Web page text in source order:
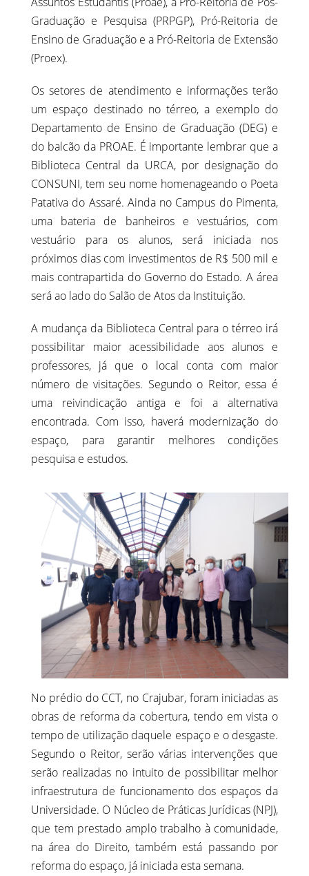
Graduação e Pesquisa (PRPGP), Pró-Reitoria de
Ensino de Graduação e a Pró-Reitoria de Extensão
(Proex).
Os setores de atendimento e informações terão
um espaço destinado no térreo, a exemplo do
Departamento de Ensino de Graduação (DEG) e
do balcão da PROAE. É importante lembrar que a
Biblioteca Central da URCA, por designação do
CONSUNI, tem seu nome homenageando o Poeta
Patativa do Assaré. Ainda no Campus do Pimenta,
uma bateria de banheiros e vestuários, com
vestuário para os alunos, será iniciada nos
próximos dias com investimentos de R$ 500 mil e
mais contrapartida do Governo do Estado. A área
será ao lado do Salão de Atos da Instituição.
A mudança da Biblioteca Central para o térreo irá
possibilitar maior acessibilidade aos alunos e
professores, já que o local conta com maior
número de visitações. Segundo o Reitor, essa é
uma reivindicação antiga e foi a alternativa
encontrada. Com isso, haverá modernização do
espaço, para garantir melhores condições
pesquisa e estudos.
No prédio do CCT, no Crajubar, foram iniciadas as
obras de reforma da cobertura, tendo em vista o
tempo de utilização daquele espaço e o desgaste.
Segundo o Reitor, serão várias intervenções que
serão realizadas no intuito de possibilitar melhor
infraestrutura de funcionamento dos espaços da
Universidade. O Núcleo de Práticas Jurídicas (NPJ),
que tem prestado amplo trabalho à comunidade,
na área do Direito, também está passando por
reforma do espaço, já iniciada esta semana.